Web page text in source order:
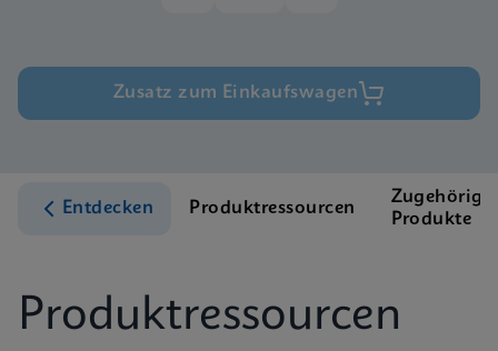
Zusatz zum Einkaufswagen
Entdecken Produktressourcen
Zugehörige
Produkte
Produktressourcen